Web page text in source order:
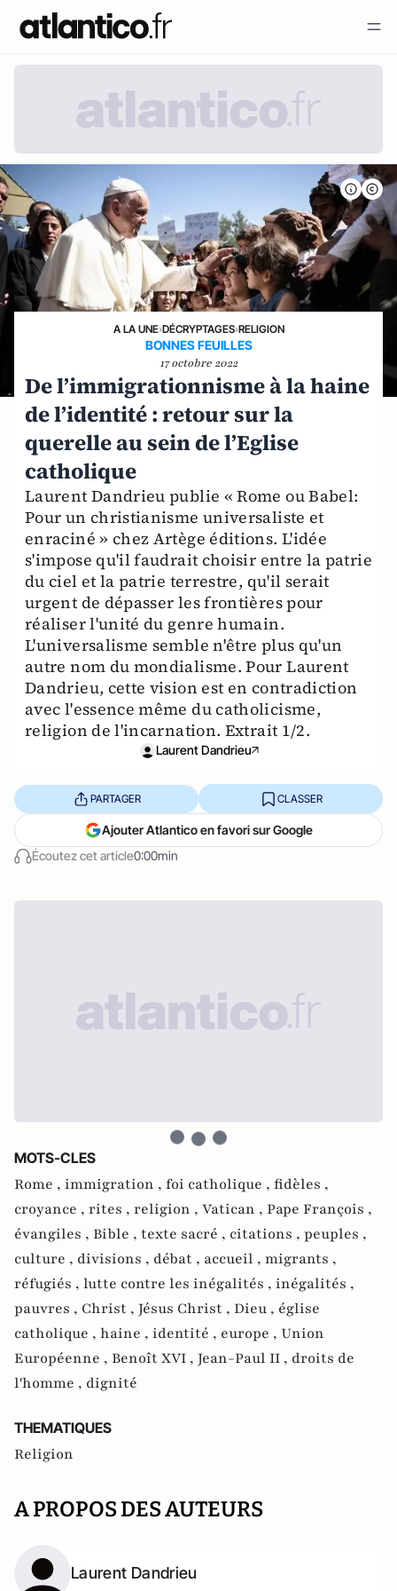
A LA UNE›DÉCRYPTAGES›RELIGION
BONNES FEUILLES
17 octobre 2022
De l’immigrationnisme à la haine
de l’identité : retour sur la
querelle au sein de l’Eglise
catholique
Laurent Dandrieu publie « Rome ou Babel:
Pour un christianisme universaliste et
enraciné » chez Artège éditions. L'idée
s'impose qu'il faudrait choisir entre la patrie
du ciel et la patrie terrestre, qu'il serait
urgent de dépasser les frontières pour
réaliser l'unité du genre humain.
L'universalisme semble n'être plus qu'un
autre nom du mondialisme. Pour Laurent
Dandrieu, cette vision est en contradiction
avec l'essence même du catholicisme,
religion de l'incarnation. Extrait 1/2.
Laurent Dandrieu
Écoutez cet article0:00min
PARTAGER CLASSER
Ajouter Atlantico en favori sur Google
MOTS-CLES
Rome , immigration , foi catholique , fidèles ,
croyance , rites , religion , Vatican , Pape François ,
évangiles , Bible , texte sacré , citations , peuples ,
culture , divisions , débat , accueil , migrants ,
réfugiés , lutte contre les inégalités , inégalités ,
pauvres , Christ , Jésus Christ , Dieu , église
catholique , haine , identité , europe , Union
Européenne , Benoît XVI , Jean-Paul II , droits de
l'homme , dignité
THEMATIQUES
Religion
A PROPOS DES AUTEURS
Laurent Dandrieu